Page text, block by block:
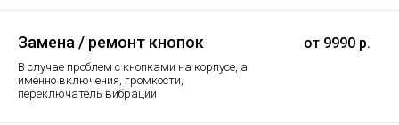
Замена / ремонт кнопок
В случае проблем с кнопками на корпусе, а
именно включения, громкости,
переключатель вибрации
от 9990 р.